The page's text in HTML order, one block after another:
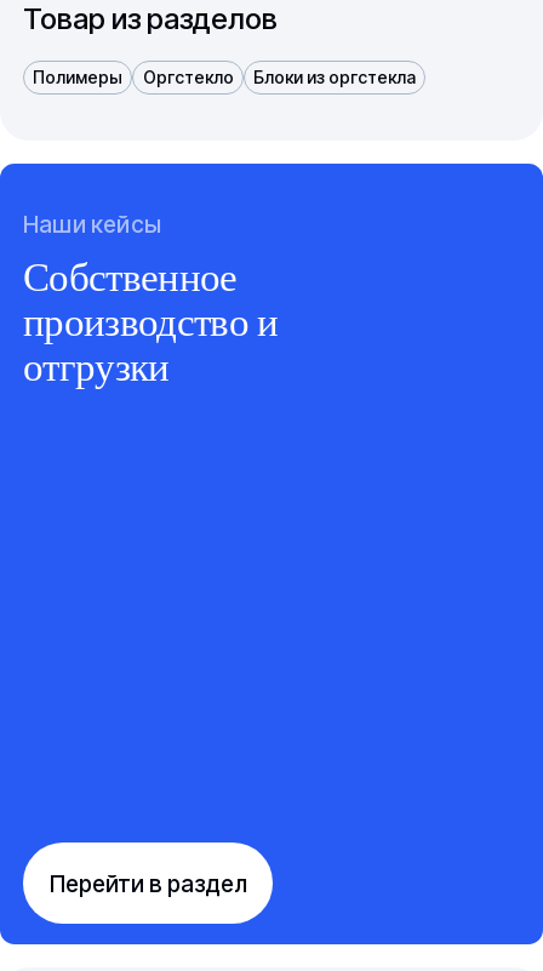
Товар из разделов
Полимеры Оргстекло Блоки из оргстекла
Наши кейсы
Собственное
производство и
отгрузки
Перейти в раздел